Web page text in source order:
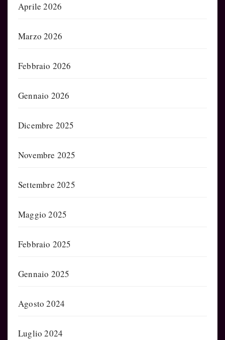
Aprile 2026
Marzo 2026
Febbraio 2026
Gennaio 2026
Dicembre 2025
Novembre 2025
Settembre 2025
Maggio 2025
Febbraio 2025
Gennaio 2025
Agosto 2024
Luglio 2024